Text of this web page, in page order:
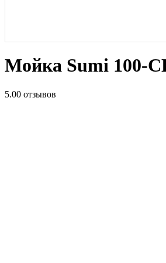
Мойка Sumi 100-
5.00 отзывов